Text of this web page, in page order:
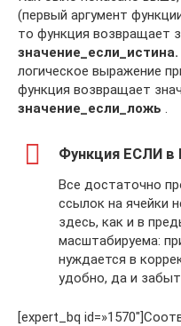
(первый аргумент
то функция возвращает
значение_если_истина.
логическое выражение
функция возвращает
значение_если_ложь .
Функция ЕСЛИ в
Все достаточно
ссылок на ячейки
здесь, как и в
масштабируема:
нуждается в
удобно, да и
[expert_bq